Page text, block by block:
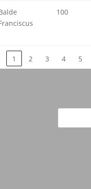
100
1 2 3 4 5